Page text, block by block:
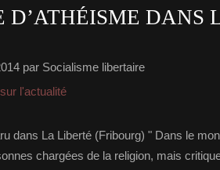
D’ATHÉISME DANS
par Socialisme libertaire
l'actualité
dans La Liberté (Fribourg) " Dans le
chargées de la religion, mais